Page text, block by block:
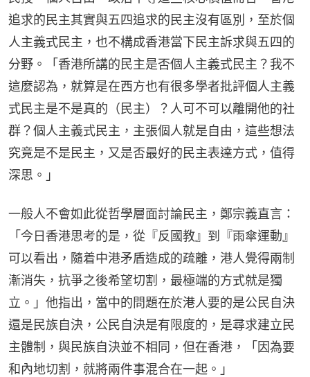
追求的民主其實與五四追求的民主沒有區別，至於個
人主義式民主，也不構成香港當下民主訴求與五四的
分野。「香港所講的民主是否個人主義式民主？我不
這麼認為，就算是在西方也有很多學者批評個人主義
式民主是不是真的（民主）？人可不可以離開他的社
群？個人主義式民主，主張個人就是自由，這些想法
究竟是不是民主，又是否最好的民主表達方式，值得
深思。」
一般人不會如此從哲學層面討論民主，鄭宗義直言：
「今日香港思考的是，從『反國教』到『雨傘運動』
可以看出，隨着中港矛盾造成的疏離，港人覺得兩制
漸消失，抗爭之後希望切割，最極端的方式就是獨
立。」他指出，當中的問題在於港人要的是公民自決
還是民族自決，公民自決是有限度的，是尋求建立民
主體制，與民族自決並不相同，但在香港，「因為要
和內地切割，就將兩件事混合在一起。」